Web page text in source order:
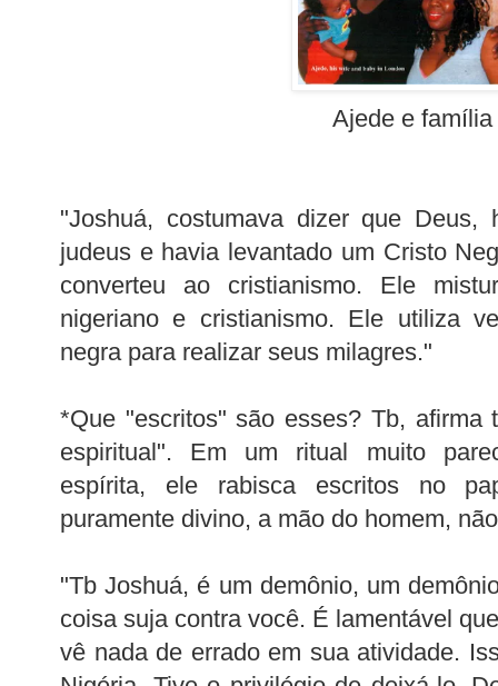
Ajede e família
"Joshuá, costumava dizer que Deus,
judeus e havia levantado um Cristo
converteu ao cristianismo. Ele
nigeriano e cristianismo. Ele utiliza
negra para realizar seus milagres."
*Que "escritos" são esses? Tb, afirma
espiritual". Em um ritual muito
espírita, ele rabisca escritos no
puramente divino, a mão do homem,
"Tb Joshuá, é um demônio, um
coisa suja contra você. É lamentável
vê nada de errado em sua atividade.